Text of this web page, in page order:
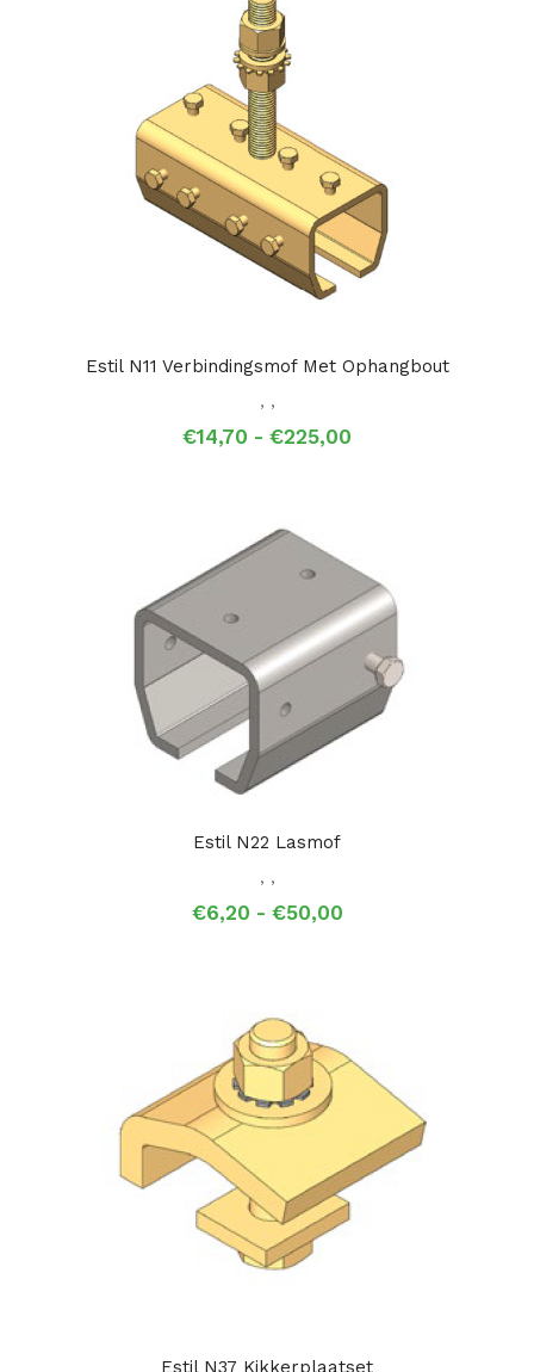
Estil N11 Verbindingsmof Met Ophangbout
, ,
€14,70 - €225,00
Estil N22 Lasmof
, ,
€6,20 - €50,00Prijsklasse:
Estil N37 Kikkerplaatset